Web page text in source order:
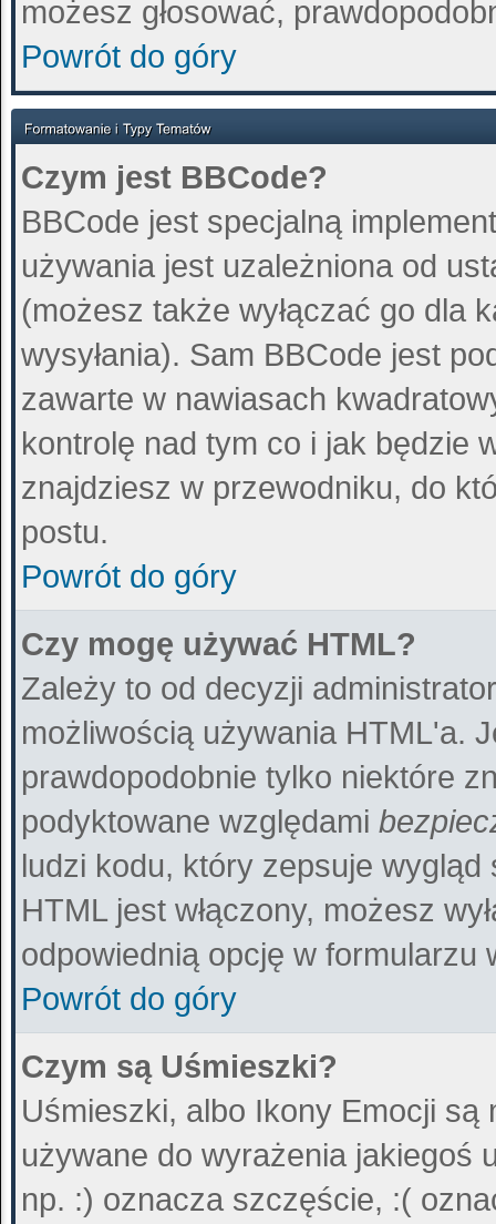
możesz głosować,
Powrót do góry
Czym jest BBCode?
BBCode jest specjalną
używania jest uzależniona od
(możesz także wyłączać go dla
wysyłania). Sam BBCode jest
zawarte w nawiasach
kontrolę nad tym co i jak będzie
znajdziesz w przewodniku, do
postu.
Powrót do góry
Czy mogę używać HTML?
Zależy to od decyzji
możliwością używania HTML'a.
prawdopodobnie tylko niektóre
podyktowane względami
ludzi kodu, który zepsuje wygląd
HTML jest włączony, możesz
odpowiednią opcję w formularzu
Powrót do góry
Czym są Uśmieszki?
Uśmieszki, albo Ikony Emocji są
używane do wyrażenia jakiegoś
np. :) oznacza szczęście, :(